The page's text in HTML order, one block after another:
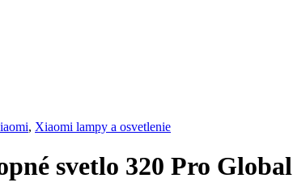
, Xiaomi lampy a osvetlenie
svetlo 320 Pro Global